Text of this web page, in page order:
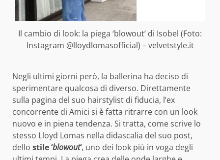
Il cambio di look: la piega ‘blowout’ di Isobel (Foto:
Instagram @lloydlomasofficial) – velvetstyle.it
Negli ultimi giorni però, la ballerina ha deciso di
sperimentare qualcosa di diverso. Direttamente
sulla pagina del suo hairstylist di fiducia, l’ex
concorrente di Amici si è fatta ritrarre con un look
nuovo e in piena tendenza. Si tratta, come scrive lo
stesso Lloyd Lomas nella didascalia del suo post,
dello stile ‘blowout‘, uno dei look più in voga degli